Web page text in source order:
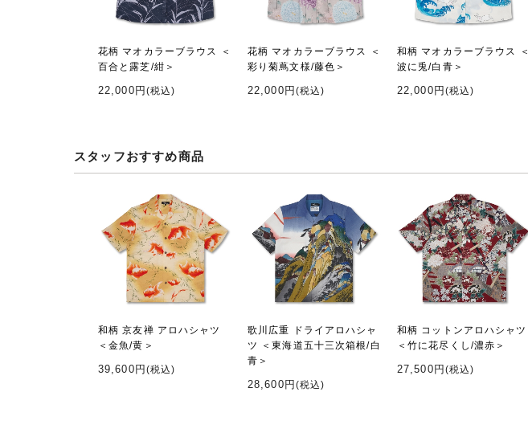
花柄 マオカラーブラウス ＜
百合と露芝/紺＞
22,000円 (税込)
花柄 マオカラーブラウス ＜
彩り菊蔦文様/藤色＞
22,000円 (税込)
和柄 マオカラーブラウス ＜
波に兎/白青＞
22,000円 (税込)
スタッフおすすめ商品
和柄 京友禅 アロハシャツ
＜金魚/黄＞
39,600円 (税込)
歌川広重 ドライアロハシャ
ツ ＜東海道五十三次箱根/白
青＞
28,600円 (税込)
和柄 コットンアロハシャツ
＜竹に花尽くし/濃赤＞
27,500円 (税込)